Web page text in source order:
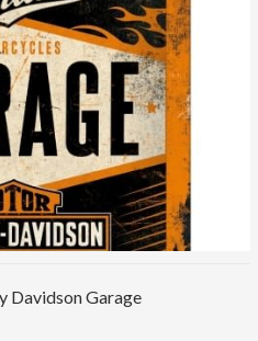
Davidson Garage